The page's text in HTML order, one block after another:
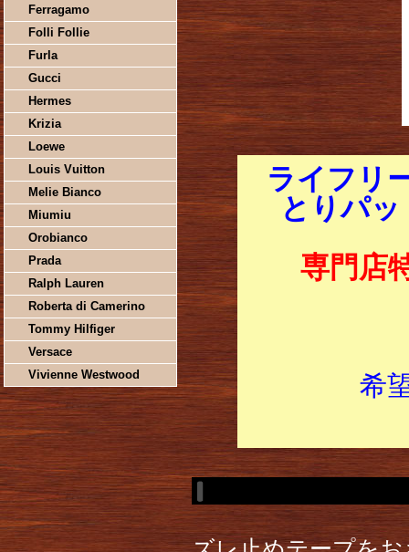
Ferragamo
Folli Follie
Furla
Gucci
Hermes
Krizia
Loewe
Louis Vuitton
Melie Bianco
Miumiu
Orobianco
Prada
Ralph Lauren
Roberta di Camerino
Tommy Hilfiger
Versace
Vivienne Westwood
ライフリ
とりパ
専門店
希